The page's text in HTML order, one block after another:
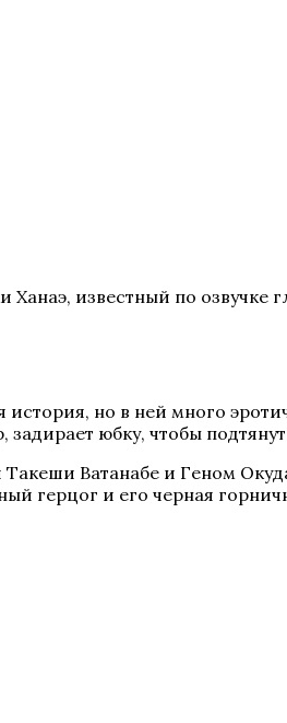
известный по озвучке
но в ней много
юбку, чтобы
Ватанабе и Геном
герцог и его черная